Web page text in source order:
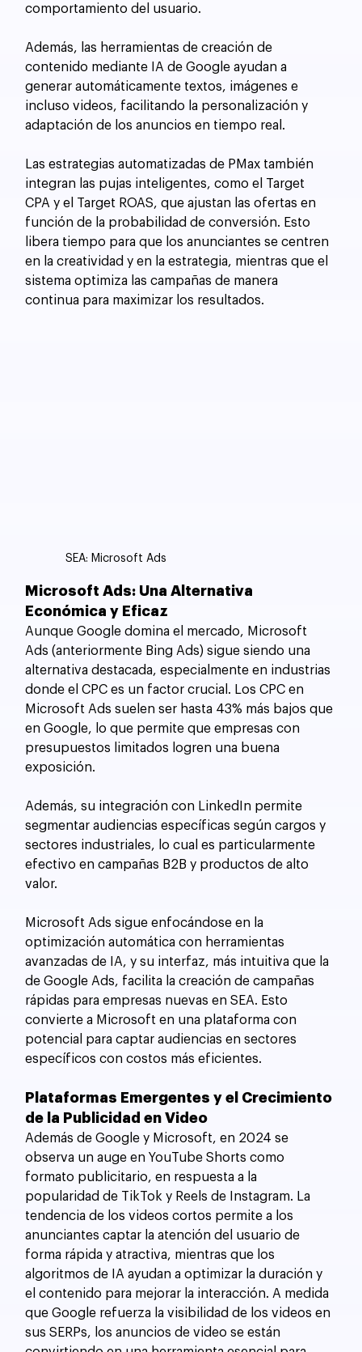
comportamiento del usuario.
Además, las herramientas de creación de
contenido mediante IA de Google ayudan a
generar automáticamente textos, imágenes e
incluso videos, facilitando la personalización y
adaptación de los anuncios en tiempo real.
Las estrategias automatizadas de PMax también
integran las pujas inteligentes, como el Target
CPA y el Target ROAS, que ajustan las ofertas en
función de la probabilidad de conversión. Esto
libera tiempo para que los anunciantes se centren
en la creatividad y en la estrategia, mientras que el
sistema optimiza las campañas de manera
continua para maximizar los resultados.
SEA: Microsoft Ads
Microsoft Ads: Una Alternativa
Económica y Eficaz
Aunque Google domina el mercado, Microsoft
Ads (anteriormente Bing Ads) sigue siendo una
alternativa destacada, especialmente en industrias
donde el CPC es un factor crucial. Los CPC en
Microsoft Ads suelen ser hasta 43% más bajos que
en Google, lo que permite que empresas con
presupuestos limitados logren una buena
exposición.
Además, su integración con LinkedIn permite
segmentar audiencias específicas según cargos y
sectores industriales, lo cual es particularmente
efectivo en campañas B2B y productos de alto
valor.
Microsoft Ads sigue enfocándose en la
optimización automática con herramientas
avanzadas de IA, y su interfaz, más intuitiva que la
de Google Ads, facilita la creación de campañas
rápidas para empresas nuevas en SEA. Esto
convierte a Microsoft en una plataforma con
potencial para captar audiencias en sectores
específicos con costos más eficientes.
Plataformas Emergentes y el Crecimiento
de la Publicidad en Video
Además de Google y Microsoft, en 2024 se
observa un auge en YouTube Shorts como
formato publicitario, en respuesta a la
popularidad de TikTok y Reels de Instagram. La
tendencia de los videos cortos permite a los
anunciantes captar la atención del usuario de
forma rápida y atractiva, mientras que los
algoritmos de IA ayudan a optimizar la duración y
el contenido para mejorar la interacción. A medida
que Google refuerza la visibilidad de los videos en
sus SERPs, los anuncios de video se están